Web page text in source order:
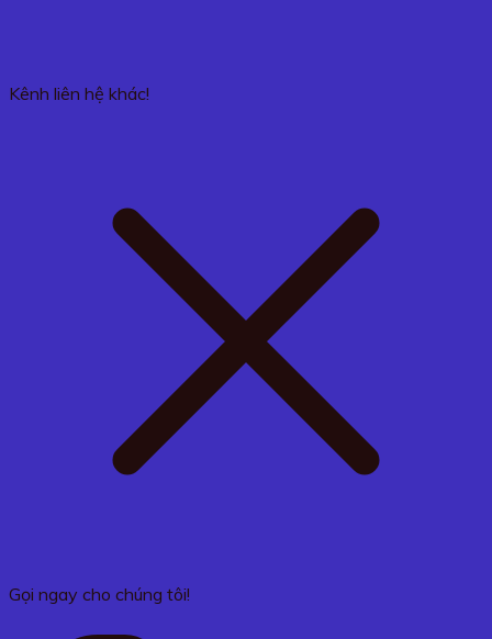
Kênh liên hệ khác!
Gọi ngay cho chúng tôi!